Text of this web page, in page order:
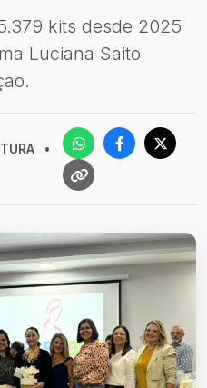
kits desde 2025
Luciana Saito
•